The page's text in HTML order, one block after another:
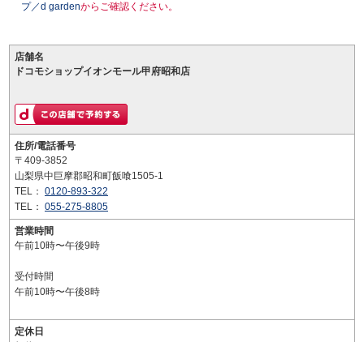
プ／d gardenからご確認ください。
店舗名
ドコモショップイオンモール甲府昭和店
住所/電話番号
〒409-3852
山梨県中巨摩郡昭和町飯喰1505-1
TEL： 0120-893-322
TEL： 055-275-8805
営業時間
午前10時〜午後9時
受付時間
午前10時〜午後8時
定休日